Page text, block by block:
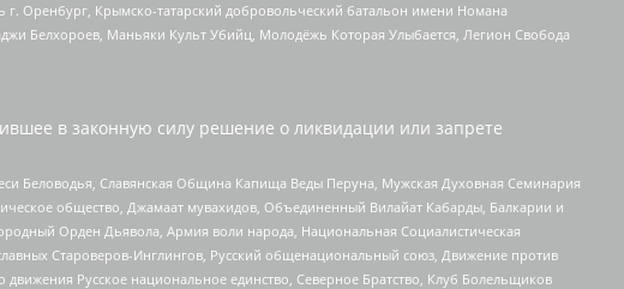
г. Оренбург, Крымско-татарский добровольческий батальон имени Номана
Белхороев, Маньяки Культ Убийц, Молодёжь Которая Улыбается, Легион Свобода
в законную силу решение о ликвидации или запрете
Беловодья, Славянская Община Капища Веды Перуна, Мужская Духовная Семинария
общество, Джамаат мувахидов, Объединенный Вилайат Кабарды, Балкарии и
Орден Дьявола, Армия воли народа, Национальная Социалистическая
Староверов-Инглингов, Русский общенациональный союз, Движение против
Русское национальное единство, Северное Братство, Клуб Болельщиков